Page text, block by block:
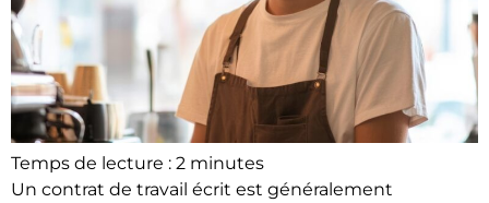
Temps de lecture : 2 minutes
Un contrat de travail écrit est généralement